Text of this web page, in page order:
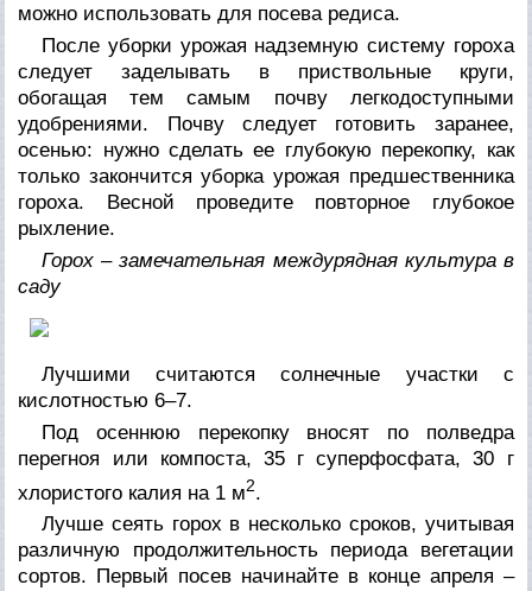
можно использовать для посева редиса.
После уборки урожая надземную систему гороха
следует заделывать в приствольные круги,
обогащая тем самым почву легкодоступными
удобрениями. Почву следует готовить заранее,
осенью: нужно сделать ее глубокую перекопку, как
только закончится уборка урожая предшественника
гороха. Весной проведите повторное глубокое
рыхление.
Горох – замечательная междурядная культура в
саду
Лучшими считаются солнечные участки с
кислотностью 6–7.
Под осеннюю перекопку вносят по полведра
перегноя или компоста, 35 г суперфосфата, 30 г
хлористого калия на 1 м2.
Лучше сеять горох в несколько сроков, учитывая
различную продолжительность периода вегетации
сортов. Первый посев начинайте в конце апреля –